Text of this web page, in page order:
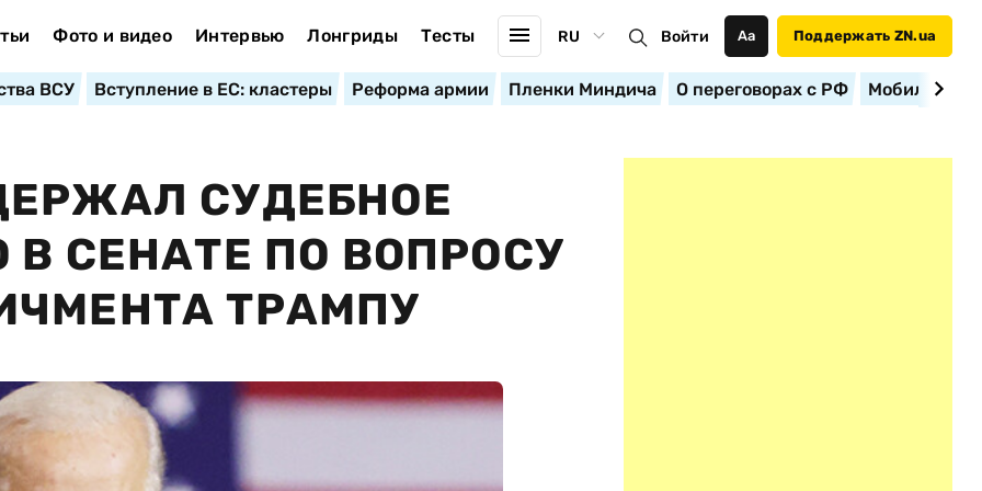
Фото и видео Интервью Лонгриды Тесты RU Войти Аа Поддержать ZN.ua
ВСУ Вступление в ЕС: кластеры Реформа армии Пленки Миндича О переговорах с РФ
СУДЕБНОЕ
СЕНАТЕ ПО ВОПРОСУ
ТРАМПУ